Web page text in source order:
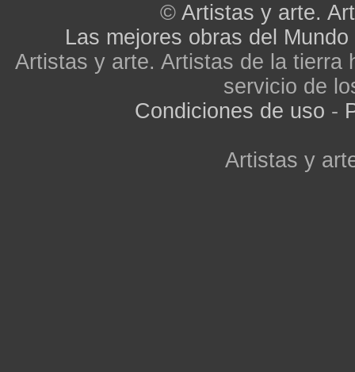
© Artistas y arte.
Las mejores obras del Mundo
Artistas y arte. Artistas de la tierra
servicio de
Condiciones de uso -
Artistas y